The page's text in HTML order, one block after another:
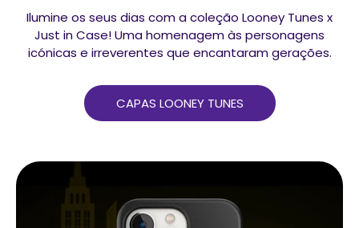
Ilumine os seus dias com a coleção Looney Tunes x
Just in Case! Uma homenagem às personagens
icónicas e irreverentes que encantaram gerações.
CAPAS LOONEY TUNES